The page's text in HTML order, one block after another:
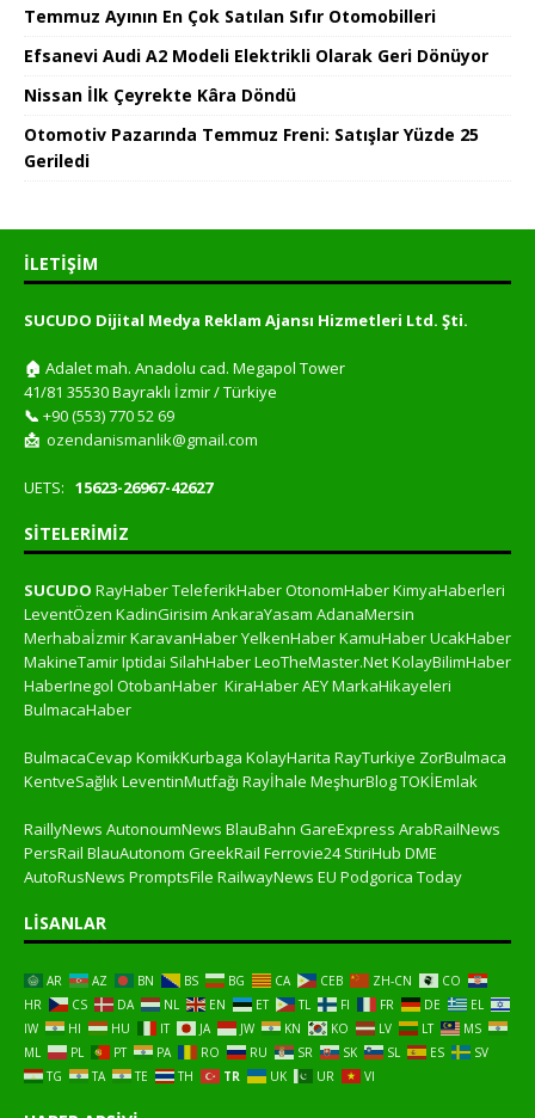
Temmuz Ayının En Çok Satılan Sıfır Otomobilleri
Efsanevi Audi A2 Modeli Elektrikli Olarak Geri Dönüyor
Nissan İlk Çeyrekte Kâra Döndü
Otomotiv Pazarında Temmuz Freni: Satışlar Yüzde 25
Geriledi
İLETIŞIM
SUCUDO Dijital Medya Reklam Ajansı Hizmetleri Ltd. Şti.
🏠 Adalet mah. Anadolu cad. Megapol Tower
41/81 35530 Bayraklı İzmir / Türkiye
📞 +90 (553) 770 52 69
📩 ozendanismanlik@gmail.com
UETS: 15623-26967-42627
SITELERIMIZ
SUCUDO RayHaberTeleferikHaberOtonomHaberKimyaHaberleri
LeventÖzen KadinGirisim AnkaraYasam AdanaMersin
MerhabaİzmirKaravanHaberYelkenHaberKamuHaberUcakHaber
MakineTamirIptidai SilahHaberLeoTheMaster.NetKolayBilimHaber
HaberInegol OtobanHaber KiraHaberAEYMarkaHikayeleri
BulmacaHaber
BulmacaCevap KomikKurbaga KolayHarita RayTurkiye ZorBulmaca
KentveSağlıkLeventinMutfağı Rayİhale MeşhurBlogTOKİEmlak
RaillyNews AutonoumNews BlauBahn GareExpress ArabRailNews
PersRail BlauAutonom GreekRail Ferrovie24 StiriHub DME
AutoRusNews PromptsFile RailwayNews EU Podgorica Today
LISANLAR
AR AZ BN BS BG CA CEB ZH-CN
CO
HR
CS DA NL EN ET TL FI FR DE
EL
IW
HI HU IT JA JW KN KO LV LT
MS
ML
PL PT PA RO RU SR SK SL ES
SV
TG
TA TE TH TR UK UR VI